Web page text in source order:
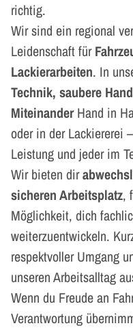
richtig.
Wir sind ein regional
Leidenschaft für
Lackierarbeiten. In
Technik, saubere
MiteinanderHand in
oder in der Lackiererei
Leistung und jeder im
Wir bieten dir
sicheren Arbeitsplatz,
Möglichkeit, dich
weiterzuentwickeln.
respektvoller Umgang
unseren Arbeitsalltag
Wenn du Freude an
Verantwortung